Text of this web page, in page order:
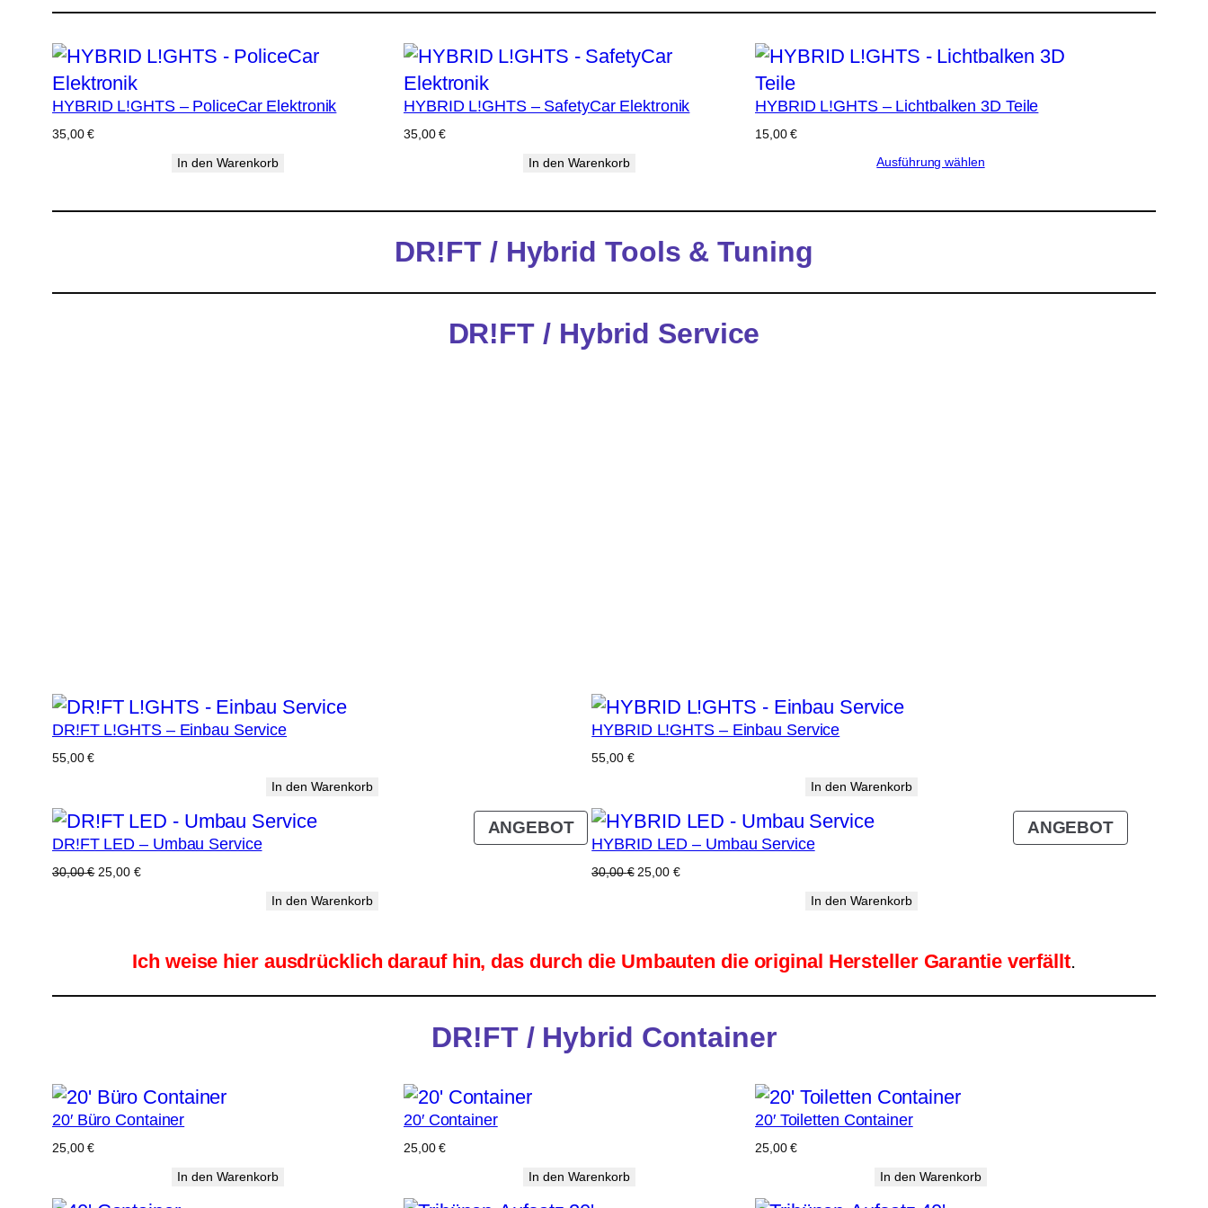
HYBRID L!GHTS – PoliceCar Elektronik
35,00€
In den Warenkorb
HYBRID L!GHTS – SafetyCar Elektronik
35,00€
In den Warenkorb
HYBRID L!GHTS – Lichtbalken 3D Teile
15,00€
Ausführung wählen
DR!FT / Hybrid Tools & Tuning
DR!FT / Hybrid Service
DR!FT L!GHTS – Einbau Service
55,00€
In den Warenkorb
HYBRID L!GHTS – Einbau Service
55,00 €
In den Warenkorb
ANGEBOTPRODUKT
IM
ANGEBOT
DR!FT LED – Umbau Service
30,00€ Ursprünglicher
25,00 €Aktueller
In den Warenkorb
ANGEBOTPRODUKT
IM
HYBRID LED – Umbau Service
30,00€ Ursprünglicher
25,00 €Aktueller
In den Warenkorb
Ich weise hier ausdrücklich darauf hin, das durch die Umbauten die original Hersteller Garantie verfällt.
DR!FT / Hybrid Container
20′ Büro Container
25,00€
In den Warenkorb
20′ Container
25,00€
In den Warenkorb
20′ Toiletten Container
25,00€
In den Warenkorb